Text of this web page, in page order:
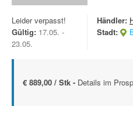
Leider verpasst!
Gültig: 17.05. -
23.05.
Händler:
Stadt:
€ 889,00 / Stk - Details im